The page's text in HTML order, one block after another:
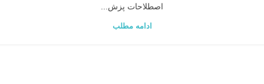
اصطلاحات پزش...
ادامه مطلب